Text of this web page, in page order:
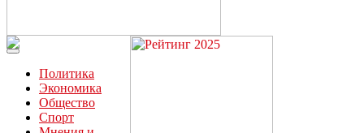
Читайте последние новости дня в Тульской области на сайте
“ЗаНовомосковск”
Политика
Экономика
Общество
Спорт